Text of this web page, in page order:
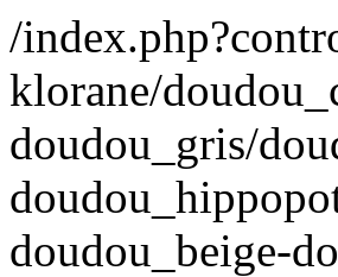
/
klorane/
doudou_gris/
doudou_beige-